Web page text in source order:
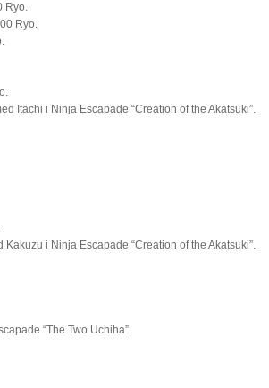
Ryo.
Ryo.
Itachi i Ninja Escapade “Creation of the Akatsuki”.
Kakuzu i Ninja Escapade “Creation of the Akatsuki”.
“The Two Uchiha”.